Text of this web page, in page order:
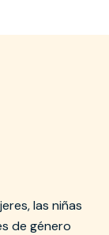
las niñas
de género